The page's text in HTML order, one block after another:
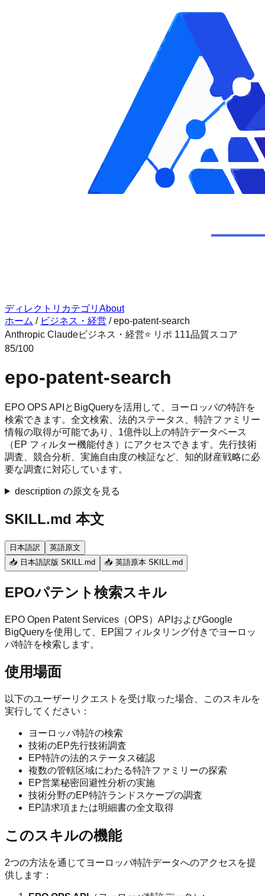
ディレクトリ カテゴリ About
ホーム / ビジネス・経営 /epo-patent-search
Anthropic Claudeビジネス・経営⭐ リポ 111品質スコア
85/100
epo-patent-search
EPO OPS APIとBigQueryを活用して、ヨーロッパの特許を
検索できます。全文検索、法的ステータス、特許ファミリー
情報の取得が可能であり、1億件以上の特許データベース
（EP フィルター機能付き）にアクセスできます。先行技術
調査、競合分析、実施自由度の検証など、知的財産戦略に必
要な調査に対応しています。
description の原文を見る
SKILL.md 本文
日本語訳
英語原文
📥 日本語訳版 SKILL.md
📥 英語原本 SKILL.md
EPOパテント検索スキル
EPO Open Patent Services（OPS）APIおよびGoogle
BigQueryを使用して、EP国フィルタリング付きでヨーロッ
パ特許を検索します。
使用場面
以下のユーザーリクエストを受け取った場合、このスキルを
実行してください：
ヨーロッパ特許の検索
技術のEP先行技術調査
EP特許の法的ステータス確認
複数の管轄区域にわたる特許ファミリーの探索
EP営業秘密回避性分析の実施
技術分野のEP特許ランドスケープの調査
EP請求項または明細書の全文取得
このスキルの機能
2つの方法を通じてヨーロッパ特許データへのアクセスを提
供します：